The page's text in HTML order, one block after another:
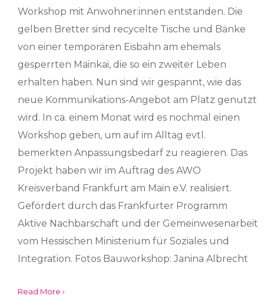
Workshop mit Anwohner:innen entstanden. Die
gelben Bretter sind recycelte Tische und Bänke
von einer temporären Eisbahn am ehemals
gesperrten Mainkai, die so ein zweiter Leben
erhalten haben. Nun sind wir gespannt, wie das
neue Kommunikations-Angebot am Platz genutzt
wird. In ca. einem Monat wird es nochmal einen
Workshop geben, um auf im Alltag evtl.
bemerkten Anpassungsbedarf zu reagieren. Das
Projekt haben wir im Auftrag des AWO
Kreisverband Frankfurt am Main e.V. realisiert.
Gefördert durch das Frankfurter Programm
Aktive Nachbarschaft und der Gemeinwesenarbeit
vom Hessischen Ministerium für Soziales und
Integration. Fotos Bauworkshop: Janina Albrecht
Read More ›